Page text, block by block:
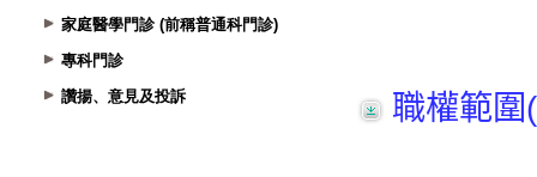
家庭醫學門診 (前稱普通科門診)
專科門診
讚揚、意見及投訴